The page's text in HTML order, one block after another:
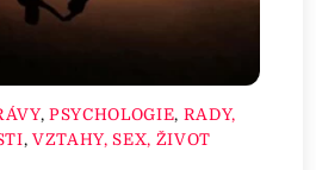
, PSYCHOLOGIE, RADY,
, VZTAHY, SEX, ŽIVOT